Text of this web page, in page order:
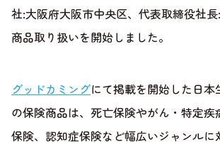
社:大阪府大阪市中央区、代表取締役社
商品取り扱いを開始しました。
グッドカミングにて掲載を開始した日
の保険商品は、死亡保険やがん・特定
保険、認知症保険など幅広いジャンルに